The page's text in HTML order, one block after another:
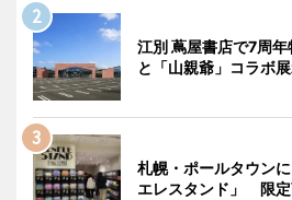
江別 蔦屋書店で7周
と「山親爺」コラボ
札幌・ポールタウン
エレスタンド」 限定